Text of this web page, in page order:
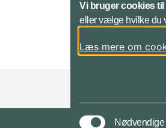
Yderligere kontaktinfo
Vi bruger cookies
eller vælge hvilke du
Læs mere om
Nødvendige